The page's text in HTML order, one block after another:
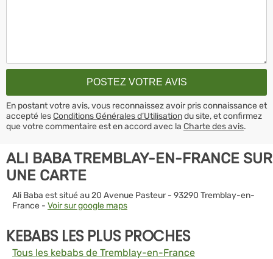
En postant votre avis, vous reconnaissez avoir pris connaissance et
accepté lesConditions Générales d’Utilisationdu site, et confirmez
que votre commentaire est en accord avec la Charte des avis.
ALI BABA TREMBLAY-EN-FRANCE SUR
UNE CARTE
Ali Baba est situé au 20 Avenue Pasteur - 93290 Tremblay-en-
France - Voir sur google maps
KEBABS LES PLUS PROCHES
Tous les kebabs de Tremblay-en-France